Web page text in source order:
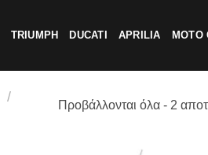
TRIUMPH DUCATI APRILIA MOTO
/
Προβάλλονται όλα - 2